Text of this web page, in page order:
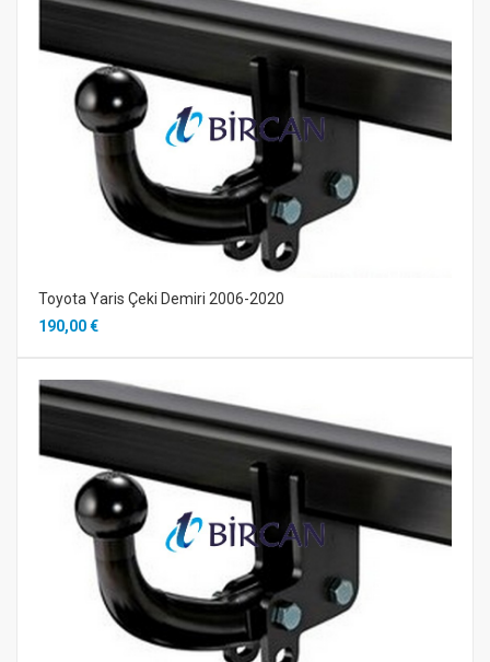
Toyota Yaris Çeki Demiri 2006-2020
190,00 €